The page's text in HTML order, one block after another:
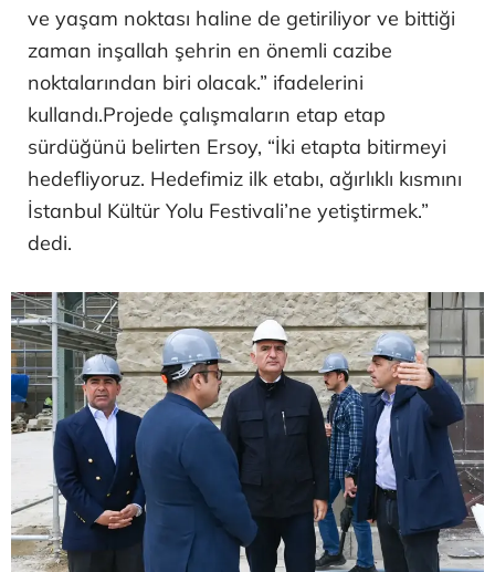
ve yaşam noktası haline de getiriliyor ve bittiği
zaman inşallah şehrin en önemli cazibe
noktalarından biri olacak.” ifadelerini
kullandı.Projede çalışmaların etap etap
sürdüğünü belirten Ersoy, “İki etapta bitirmeyi
hedefliyoruz. Hedefimiz ilk etabı, ağırlıklı kısmını
İstanbul Kültür Yolu Festivali’ne yetiştirmek.”
dedi.